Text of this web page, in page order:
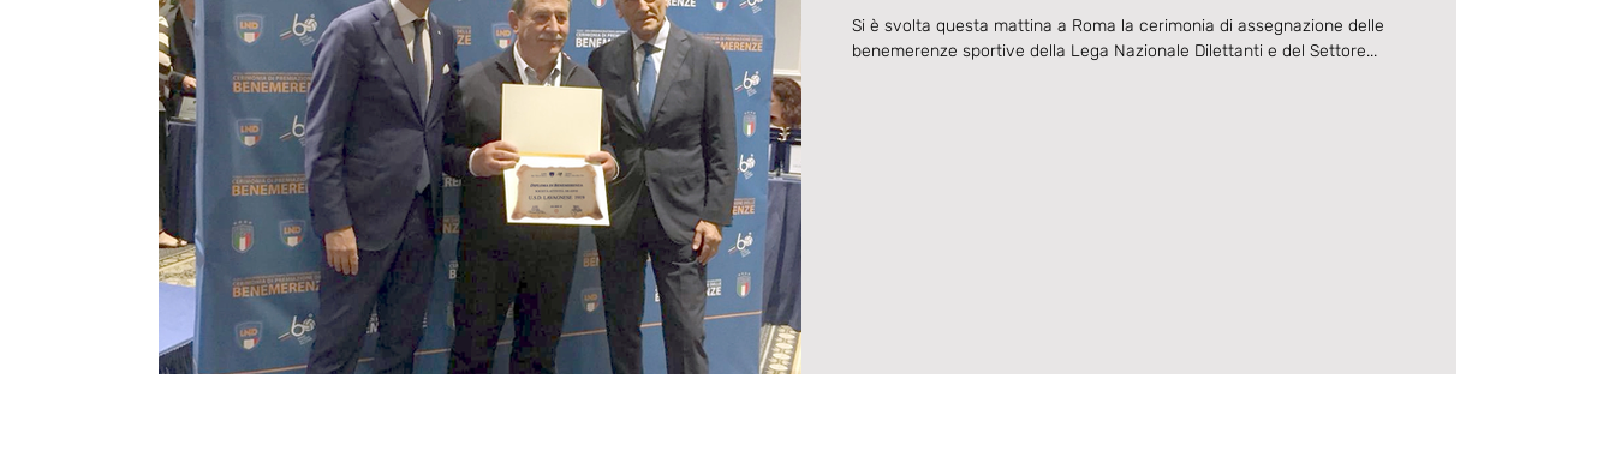
Si è svolta questa mattina a Roma la cerimonia di assegnazione delle
benemerenze sportive della Lega Nazionale Dilettanti e del Settore...